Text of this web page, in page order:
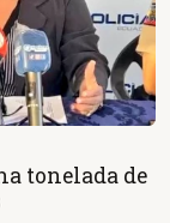
tonelada de